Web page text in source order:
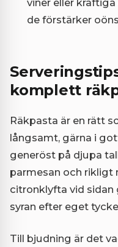
de förstärker
komplett
Räkpasta är en rätt
långsamt, gärna i
generöst på djupa
parmesan och rikligt
citronklyfta vid
syran efter eget
Till bjudning är det